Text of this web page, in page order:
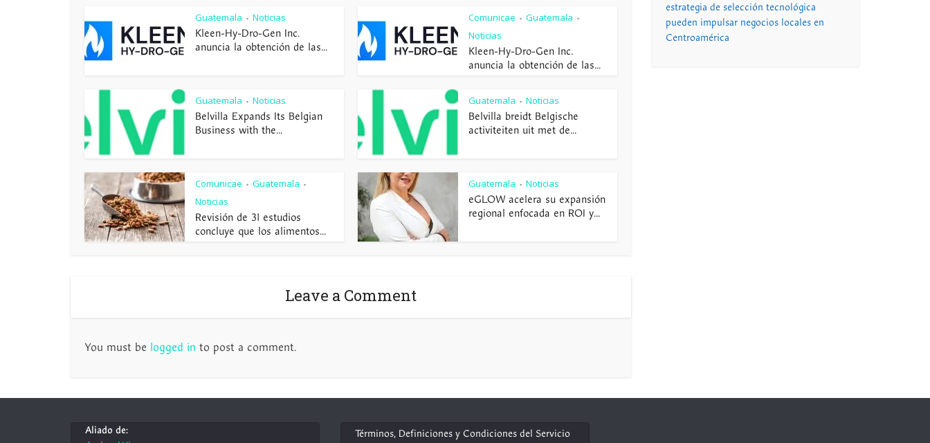
Guatemala • Noticias
Kleen-Hy-Dro-Gen Inc.
anuncia la obtención de las...
Comunicae • Guatemala •
Noticias
Kleen-Hy-Dro-Gen Inc.
anuncia la obtención de las...
Guatemala • Noticias
Belvilla Expands Its Belgian
Business with the...
Guatemala • Noticias
Belvilla breidt Belgische
activiteiten uit met de...
Comunicae • Guatemala •
Noticias
Revisión de 31 estudios
concluye que los alimentos...
Guatemala • Noticias
eGLOW acelera su expansión
regional enfocada en ROI y...
Leave a Comment
You must be logged in to post a comment.
estrategia de selección tecnológica
pueden impulsar negocios locales en
Centroamérica
Aliado de:
Términos, Definiciones y Condiciones del Servicio